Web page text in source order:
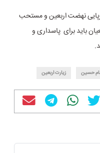
برپایی نهضت اربعین و مستحب
باید برای پاسداری و
حسین زیارت اربعین